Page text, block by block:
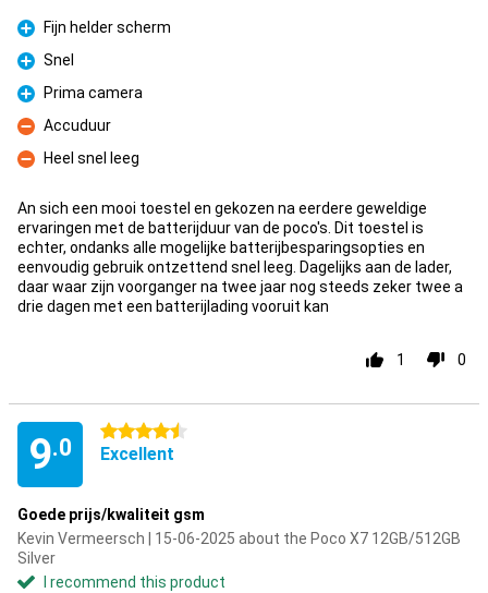
Pro
Fijn helder scherm
Pro
Snel
Pro
Prima camera
Con
Accuduur
Con
Heel snel leeg
An sich een mooi toestel en gekozen na eerdere geweldige
ervaringen met de batterijduur van de poco's. Dit toestel is
echter, ondanks alle mogelijke batterijbesparingsopties en
eenvoudig gebruik ontzettend snel leeg. Dagelijks aan de lader,
daar waar zijn voorganger na twee jaar nog steeds zeker twee a
drie dagen met een batterijlading vooruit kan
1 0
9.0
4.5 stars
Excellent
Goede prijs/kwaliteit gsm
Kevin Vermeersch | 15-06-2025 about the Poco X7 12GB/512GB
Silver
I recommend this product